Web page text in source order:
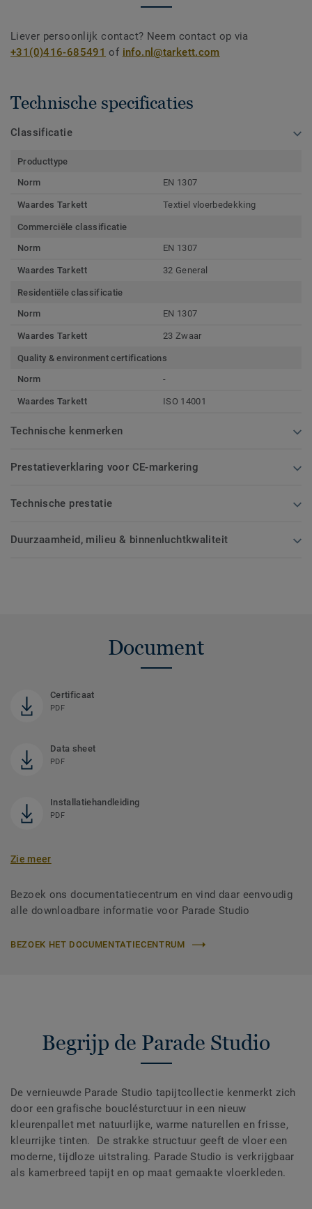
Liever persoonlijk contact? Neem contact op via
+31(0)416-685491 of info.nl@tarkett.com
Technische specificaties
Classificatie
Producttype
Norm
EN 1307
Waardes Tarkett Textiel vloerbedekking
Commerciële classificatie
Norm
EN 1307
Waardes Tarkett 32 General
Residentiële classificatie
Norm
EN 1307
Waardes Tarkett 23 Zwaar
Quality & environment certifications
Norm
-
Waardes Tarkett ISO 14001
Technische kenmerken
Prestatieverklaring voor CE-markering
Technische prestatie
Duurzaamheid, milieu & binnenluchtkwaliteit
Document
Certificaat
PDF
Data sheet
PDF
Installatiehandleiding
PDF
Zie meer
Bezoek ons documentatiecentrum en vind daar eenvoudig
alle downloadbare informatie voor Parade Studio
BEZOEK HET DOCUMENTATIECENTRUM
Begrijp de Parade Studio
De vernieuwde Parade Studio tapijtcollectie kenmerkt zich
door een grafische bouclésturctuur in een nieuw
kleurenpallet met natuurlijke, warme naturellen en frisse,
kleurrijke tinten. De strakke structuur geeft de vloer een
moderne, tijdloze uitstraling. Parade Studio is verkrijgbaar
als kamerbreed tapijt en op maat gemaakte vloerkleden.